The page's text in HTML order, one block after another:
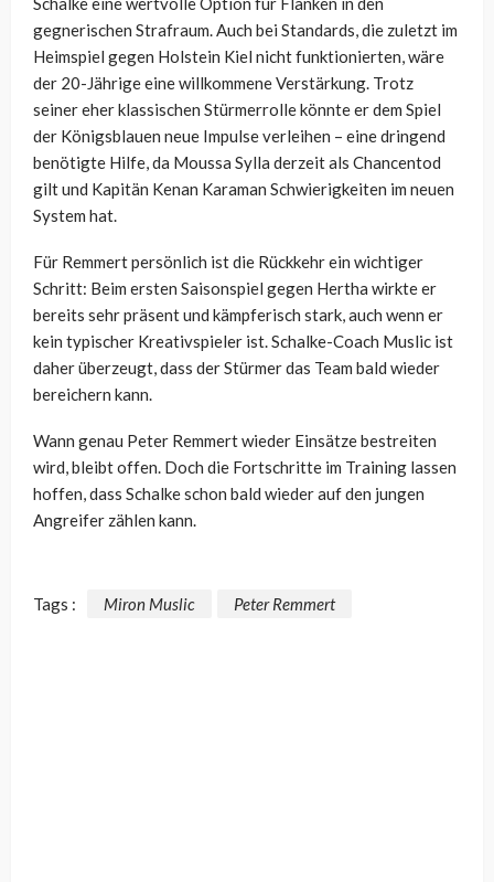
gegnerischen Strafraum. Auch bei Standards, die zuletzt im
Heimspiel gegen Holstein Kiel nicht funktionierten, wäre
der 20-Jährige eine willkommene Verstärkung. Trotz
seiner eher klassischen Stürmerrolle könnte er dem Spiel
der Königsblauen neue Impulse verleihen – eine dringend
benötigte Hilfe, da Moussa Sylla derzeit als Chancentod
gilt und Kapitän Kenan Karaman Schwierigkeiten im neuen
System hat.
Für Remmert persönlich ist die Rückkehr ein wichtiger
Schritt: Beim ersten Saisonspiel gegen Hertha wirkte er
bereits sehr präsent und kämpferisch stark, auch wenn er
kein typischer Kreativspieler ist. Schalke-Coach Muslic ist
daher überzeugt, dass der Stürmer das Team bald wieder
bereichern kann.
Wann genau Peter Remmert wieder Einsätze bestreiten
wird, bleibt offen. Doch die Fortschritte im Training lassen
hoffen, dass Schalke schon bald wieder auf den jungen
Angreifer zählen kann.
Tags : Miron Muslic Peter Remmert